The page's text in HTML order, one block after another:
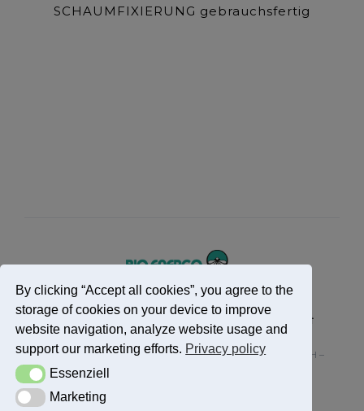
SCHAUMFIXIERUNG gebrauchsfertig
Impressum Datenschutzerklärung Kontakt
Alle Rechte vorbehalten – Bio Energo W. Lohmann GmbH –
By clicking “Accept all cookies”, you agree to the
storage of cookies on your device to improve
website navigation, analyze website usage and
support our marketing efforts. Privacy policy
EssenziellEssenziell
MarketingMarketing